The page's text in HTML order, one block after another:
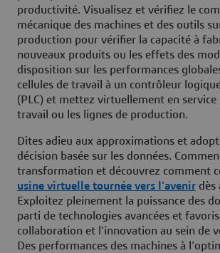
productivité. Visualisez et vérifiez le
mécanique des machines et des outils
production pour vérifier la capacité à
nouveaux produits ou les effets des
disposition sur les performances
cellules de travail à un contrôleur
(PLC) et mettez virtuellement en service
travail ou les lignes de production.
Dites adieu aux approximations et
décision basée sur les données.
transformation et découvrez comment
usine virtuelle tournée vers l'avenir dès
Exploitez pleinement la puissance des
parti de technologies avancées et
collaboration et l'innovation au sein de
Des performances des machines à